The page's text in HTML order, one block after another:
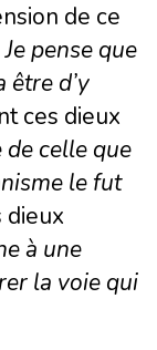
de ce
Je pense que
être d’y
ces dieux
celle que
le fut
dieux
à une
la voie qui